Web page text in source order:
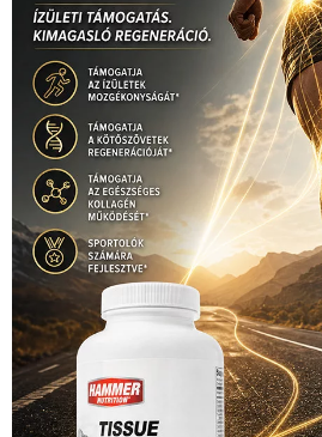
Hirdetés